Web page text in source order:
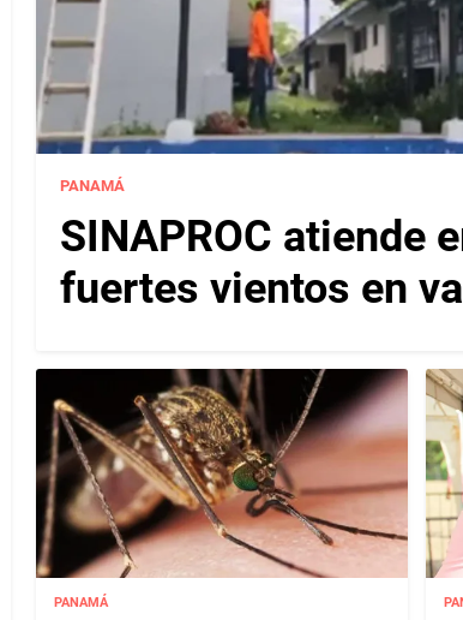
PANAMÁ
SINAPROC atiende
fuertes vientos en
PANAMÁ